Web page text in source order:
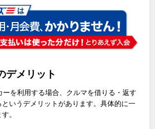
デメリット
ーを利用する場合、クルマを借りる・返す
いうデメリットがあります。具体的に一
。